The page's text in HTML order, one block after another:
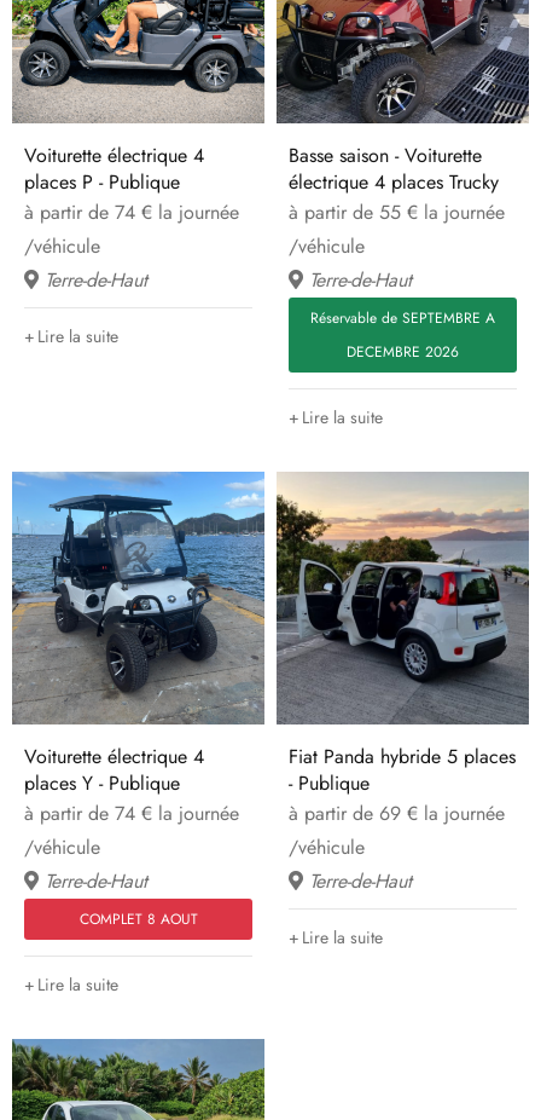
à partir de 74 € la journée
/véhicule
Terre-de-Haut
Voiturette électrique 4
places P - Publique
Lire la suite
à partir de 55 € la journée
/véhicule
Terre-de-Haut
Réservable de SEPTEMBRE A
DECEMBRE 2026
Basse saison - Voiturette
électrique 4 places Trucky
Lire la suite
à partir de 74 € la journée
/véhicule
Terre-de-Haut
COMPLET 8 AOUT
Voiturette électrique 4
places Y - Publique
Lire la suite
à partir de 69 € la journée
/véhicule
Terre-de-Haut
Fiat Panda hybride 5 places
- Publique
Lire la suite